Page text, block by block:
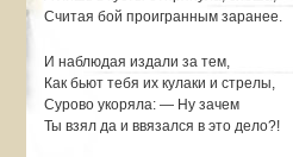
Считая бой проигранным заранее.
И наблюдая издали за тем,
Как бьют тебя их кулаки и стрелы,
Сурово укоряла: — Ну зачем
Ты взял да и ввязался в это дело?!